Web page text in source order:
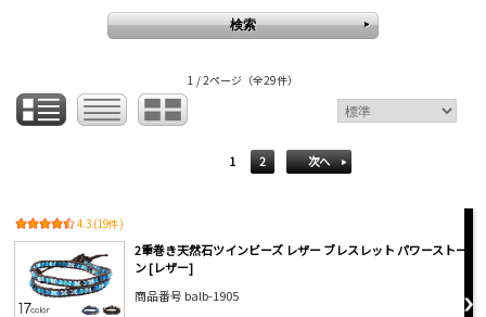
1 / 2ページ （全29件）
1 2 次へ
4.3 (19件)
2重巻き天然石ツインビーズ レザー ブレスレット パワーストー
ン [レザー]
商品番号 balb-1905